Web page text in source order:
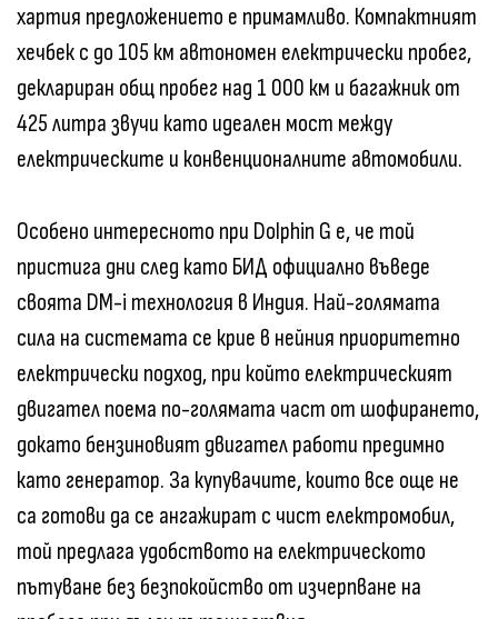
хартия предложението е примамливо. Компактният
хечбек с до 105 км автономен електрически пробег,
деклариран общ пробег над 1 000 км и багажник от
425 литра звучи като идеален мост между
електрическите и конвенционалните автомобили.
Особено интересното при Dolphin G е, че той
пристига дни след като БИД официално въведе
своята DM-i технология в Индия. Най-голямата
сила на системата се крие в нейния приоритетно
електрически подход, при който електрическият
двигател поема по-голямата част от шофирането,
докато бензиновият двигател работи предимно
като генератор. За купувачите, които все още не
са готови да се ангажират с чист електромобил,
той предлага удобството на електрическото
пътуване без безпокойство от изчерпване на